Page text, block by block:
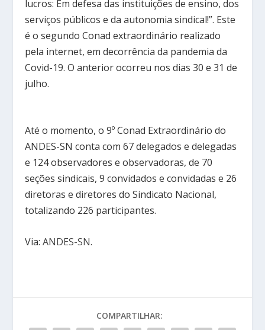
lucros: Em defesa das instituições de ensino, dos
serviços públicos e da autonomia sindical!”. Este
é o segundo Conad extraordinário realizado
pela internet, em decorrência da pandemia da
Covid-19. O anterior ocorreu nos dias 30 e 31 de
julho.
Até o momento, o 9º Conad Extraordinário do
ANDES-SN conta com 67 delegados e delegadas
e 124 observadores e observadoras, de 70
seções sindicais, 9 convidados e convidadas e 26
diretoras e diretores do Sindicato Nacional,
totalizando 226 participantes.
Via:ANDES-SN.
COMPARTILHAR: